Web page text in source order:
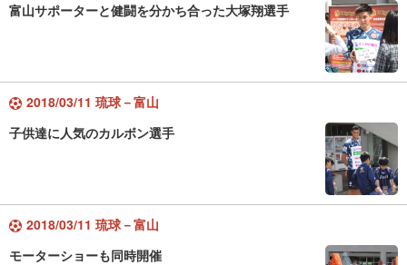
富山サポーターと健闘を分かち合った大塚翔選手
2018/03/11 琉球－富山
子供達に人気のカルボン選手
2018/03/11 琉球－富山
モーターショーも同時開催